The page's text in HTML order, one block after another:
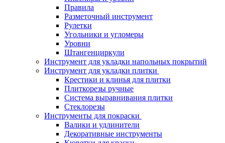
Правила
Разметочный инструмент
Рулетки
Угольники и угломеры
Уровни
Штангенциркули
Инструмент для укладки напольных покрытий
Инструмент для укладки плитки
Крестики и клинья для плитки
Плиткорезы ручные
Система выравнивания плитки
Стеклорезы
Инструменты для покраски
Валики и удлинители
Декоративные инструменты